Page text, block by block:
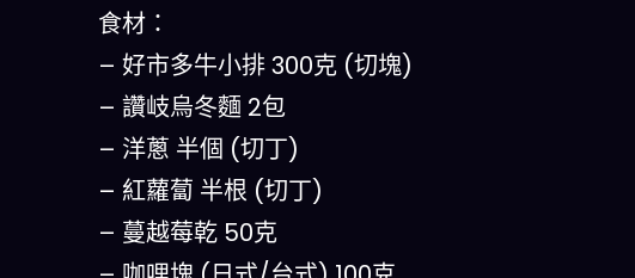
食材：
– 好市多牛小排 300克 (切塊)
– 讚岐烏冬麵 2包
– 洋蔥 半個 (切丁)
– 紅蘿蔔 半根 (切丁)
– 蔓越莓乾 50克
一鍵配搭出三餸一湯的完美晚餐組合,以後免除晚餐吃